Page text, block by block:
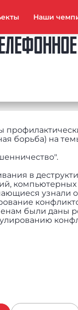
Наши
борьба) на
в
компьютерных
узнали
были даны